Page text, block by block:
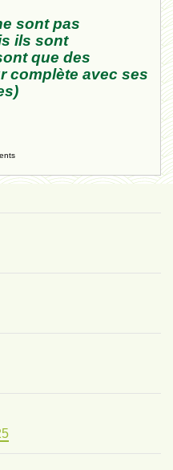
sont pas
ils sont
que des
complète avec ses